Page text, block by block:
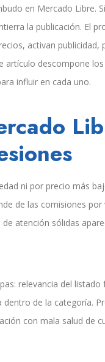
en Mercado Libre.
la publicación. El
activan publicidad,
artículo descompone
influir en cada uno.
ni por precio más
de las comisiones
atención sólidas
relevancia del
de la categoría.
con mala salud de